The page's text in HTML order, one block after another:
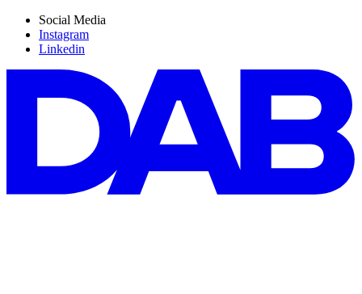
Social Media
Instagram
Linkedin